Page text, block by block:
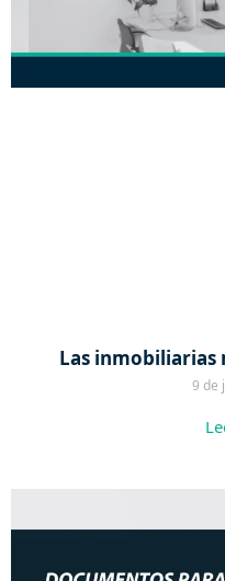
Las inmobiliarias
9 de